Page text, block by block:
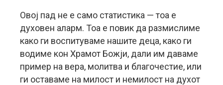
Овој пад не е само статистика — тоа е
духовен аларм. Тоа е повик да размислиме
како ги воспитуваме нашите деца, како ги
водиме кон Храмот Божји, дали им даваме
пример на вера, молитва и благочестие, или
ги оставаме на милост и немилост на духот